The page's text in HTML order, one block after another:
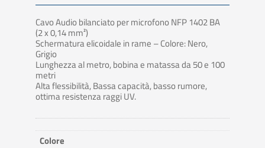
Cavo Audio bilanciato per microfono NFP 1402 BA
(2 x 0,14 mm²)
Schermatura elicoidale in rame – Colore: Nero,
Grigio
Lunghezza al metro, bobina e matassa da 50 e 100
metri
Alta flessibilità, Bassa capacità, basso rumore,
ottima resistenza raggi UV.
Colore